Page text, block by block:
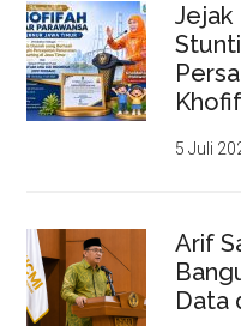
Jejak
5 Juli
Arif
Data